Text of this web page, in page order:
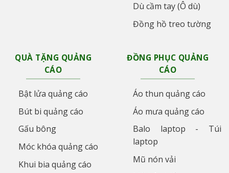
Dù cầm tay (Ô dù)
Đồng hồ treo tường
QUÀ TẶNG QUẢNG
CÁO
Bật lửa quảng cáo
Bút bi quảng cáo
Gấu bông
Móc khóa quảng cáo
Khui bia quảng cáo
ĐỒNG PHỤC QUẢNG
CÁO
Áo thun quảng cáo
Áo mưa quảng cáo
Balo laptop - Túi
laptop
Mũ nón vải